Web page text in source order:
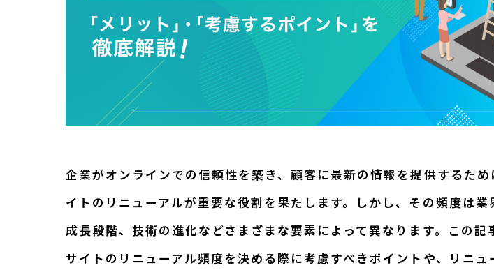
企業がオンラインでの信頼性を築き、顧客に最新の情報を提供するた
イトのリニューアルが重要な役割を果たします。しかし、その頻度は業
成長段階、技術の進化などさまざまな要素によって異なります。この記
サイトのリニューアル頻度を決める際に考慮すべきポイントや、リニュ